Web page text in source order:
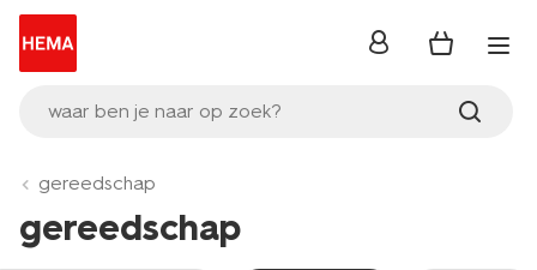
waar ben je naar op zoek?
inloggen
gereedschap
gereedschap